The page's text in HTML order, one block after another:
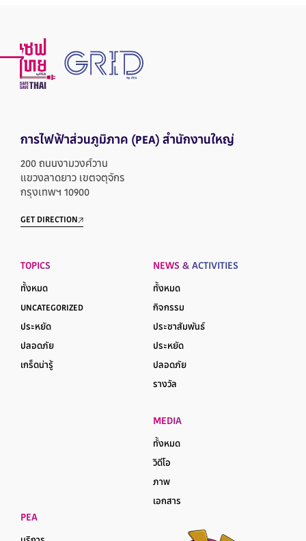
การไฟฟ้าส่วนภูมิภาค (PEA) สำนักงานใหญ่
200 ถนนงามวงศ์วาน
แขวงลาดยาว เขตจตุจักร
กรุงเทพฯ 10900
GET DIRECTION
TOPICS
ทั้งหมด
UNCATEGORIZED
ประหยัด
ปลอดภัย
เกร็ดน่ารู้
NEWS & ACTIVITIES
ทั้งหมด
กิจกรรม
ประชาสัมพันธ์
ประหยัด
ปลอดภัย
รางวัล
MEDIA
ทั้งหมด
วิดีโอ
ภาพ
เอกสาร
PEA